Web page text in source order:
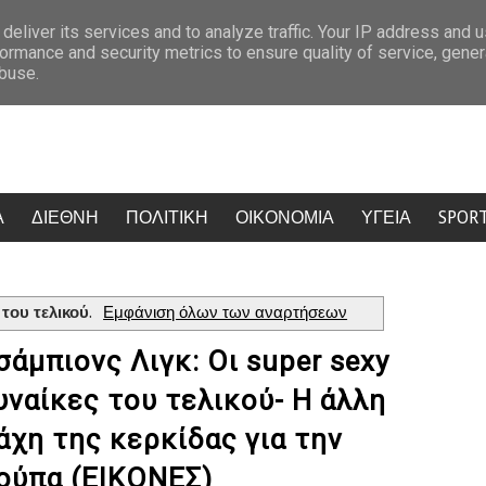
Κίντμαν, Σαλντάνα και Κέιτι Πέρι έκαναν την Ψαρρού να σταματήσει να
ΔΙΕΘΝΗ ΠΟΛΙΤΙΚΗ ΟΙΚΟΝΟΜΙΑ ΥΓΕΙΑ
τελικού. Εμφάνιση όλων των αναρτήσεων
Λιγκ: Οι super sexy
του τελικού- Η άλλη
της κερκίδας για την
(ΕΙΚΟΝΕΣ)
its services and to analyze traffic. Your IP address and
and security metrics to ensure quality of service,